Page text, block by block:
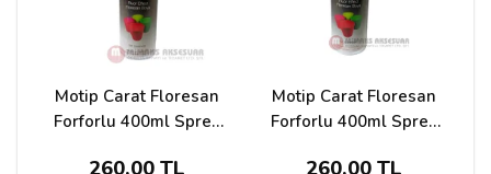
Motip Carat Floresan
Forforlu 400ml Sprey
260,00 TL
Motip Carat Floresan
Forforlu 400ml Sprey
260,00 TL